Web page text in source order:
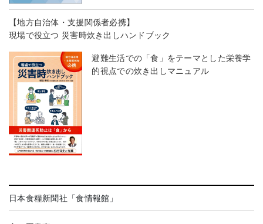
【地方自治体・支援関係者必携】
現場で役立つ 災害時炊き出しハンドブック
避難生活での「食」をテーマとした栄養学
的視点での炊き出しマニュアル
日本食糧新聞社「食情報館」